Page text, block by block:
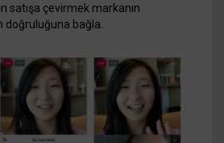
satışa çevirmek markanın
bağla.